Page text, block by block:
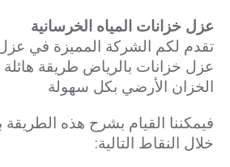
عزل خزانات المياه الخرسانية
تقدم لكم الشركة المميزة في
عزل خزانات بالرياض طريقة
الخزان الأرضي بكل سهولة
فيمكننا القيام بشرح هذه
خلال النقاط التالية: